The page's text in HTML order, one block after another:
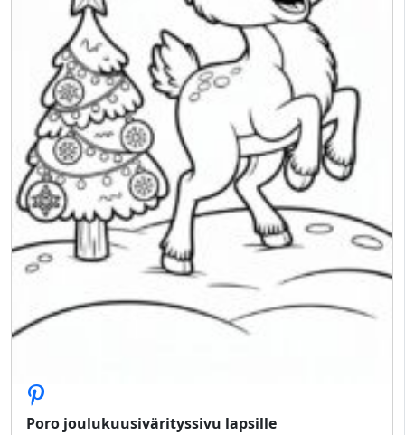
Poro joulukuusivärityssivu lapsille